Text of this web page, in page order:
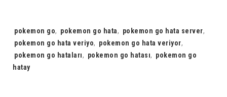
Tags:
pokemon go, pokemon go hata, pokemon go hata server,
pokemon go hata veriyo, pokemon go hata veriyor,
pokemon go hataları, pokemon go hatası, pokemon go
hatay